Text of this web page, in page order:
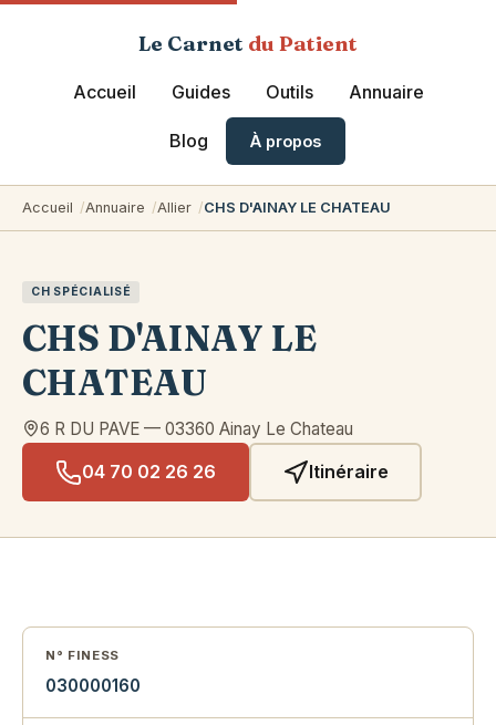
Le Carnet du Patient
Accueil Guides Outils Annuaire
Blog À propos
Accueil Annuaire Allier CHS D'AINAY LE CHATEAU
CH SPÉCIALISÉ
CHS D'AINAY LE
CHATEAU
6 R DU PAVE — 03360 Ainay Le Chateau
04 70 02 26 26 Itinéraire
N° FINESS
030000160